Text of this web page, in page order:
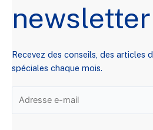
newsletter
Recevez des conseils, des articles
spéciales chaque mois.